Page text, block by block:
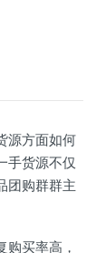
源方面如何
手货源不仅
团购群群主
买率高，